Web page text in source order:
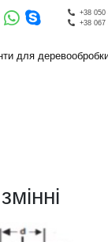
+38 050
+38 067
для